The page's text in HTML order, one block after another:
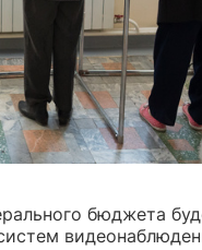
бюджета